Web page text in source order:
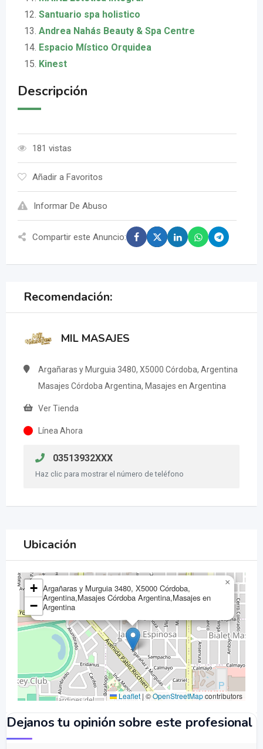
Santuario spa holistico
Andrea Nahás Beauty & Spa Centre
Espacio Místico Orquidea
Kinest
Descripción
181 vistas
Añadir a Favoritos
Informar De Abuso
Compartir este Anuncio:
Recomendación:
MIL MASAJES
Argañaras y Murguia 3480, X5000 Córdoba, Argentina
Masajes Córdoba Argentina, Masajes en Argentina
Ver Tienda
Línea Ahora
03513932XXX
Haz clic para mostrar el número de teléfono
Ubicación
Argañaras y Murguia 3480, X5000 Córdoba,
Argentina,Masajes Córdoba Argentina,Masajes en
Argentina
×
+
−
Leaflet | ©OpenStreetMapcontributors
Dejanos tu opinión sobre este profesional